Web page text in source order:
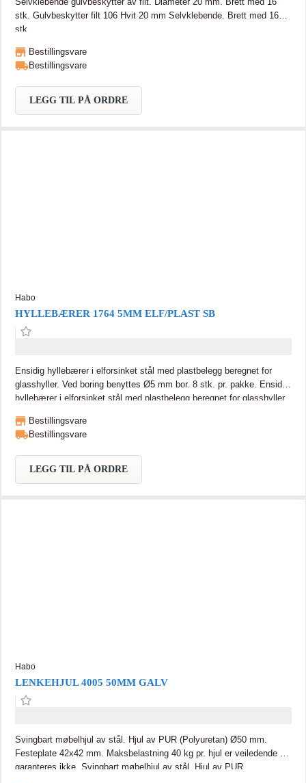
stk. Gulvbeskytter filt 106 Hvit 20 mm Selvklebende. Brett med 16
stk.
Bestillingsvare
Bestillingsvare
LEGG TIL PÅ ORDRE
Habo
HYLLEBÆRER 1764 5MM ELF/PLAST SB
Ensidig hyllebærer i elforsinket stål med plastbelegg beregnet for
glasshyller. Ved boring benyttes Ø5 mm bor. 8 stk. pr. pakke. Ensidig
hyllebærer i elforsinket stål med plastbelegg beregnet for glasshyller.
Bestillingsvare
Bestillingsvare
LEGG TIL PÅ ORDRE
Habo
LENKEHJUL 4005 50MM GALV
Svingbart møbelhjul av stål. Hjul av PUR (Polyuretan) Ø50 mm.
Festeplate 42x42 mm. Maksbelastning 40 kg pr. hjul er veiledende og
garanteres ikke. Svingbart møbelhjul av stål. Hjul av PUR